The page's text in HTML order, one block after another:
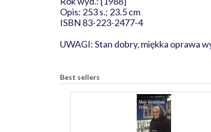
Opis: 253 s.; 23.5 cm
ISBN 83-223-2477-4
UWAGI: Stan dobry, miękka oprawa
Best sellers